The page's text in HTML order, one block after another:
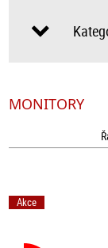
MONITORY
Akce